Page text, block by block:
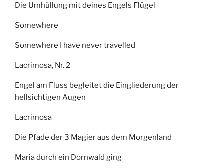
Die Umhüllung mit deines Engels Flügel
Somewhere
Somewhere I have never travelled
Lacrimosa, Nr. 2
Engel am Fluss begleitet die Eingliederung der
hellsichtigen Augen
Lacrimosa
Die Pfade der 3 Magier aus dem Morgenland
Maria durch ein Dornwald ging